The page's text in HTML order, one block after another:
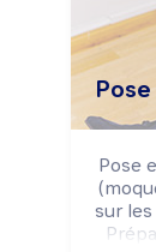
Pose
sur